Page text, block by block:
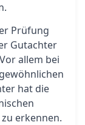
Prüfung
Gutachter
allem bei
hat die
erkennen.